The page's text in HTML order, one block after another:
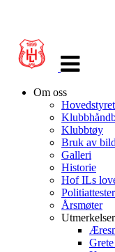
navigasjon
Om oss
Hovedstyret
Klubbtøy
Bruk av
Galleri
Historie
Hof ILs
Politiattester
Årsmøter
Utmerkelser